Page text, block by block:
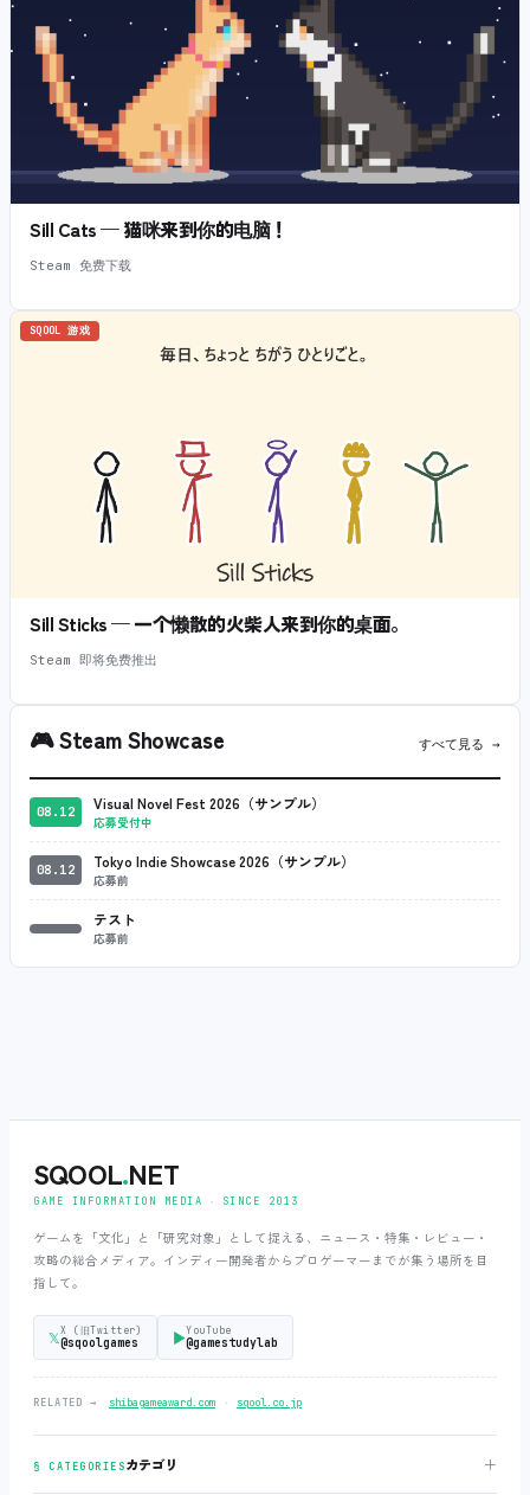
Sill Cats — 猫咪来到你的电脑！
Steam 免费下载
SQOOL 游戏
Sill Sticks — 一个懒散的火柴人来到你的桌面。
Steam 即将免费推出
🎮Steam Showcase すべて見る →
08.12 Visual Novel Fest 2026（サンプル）
応募受付中
08.12 Tokyo Indie Showcase 2026（サンプル）
応募前
テスト
応募前
SQOOL.NET
GAME INFORMATION MEDIA ‧ SINCE 2013
ゲームを「文化」と「研究対象」として捉える、ニュース・特集・レビュー・
攻略の総合メディア。インディー開発者からプロゲーマーまでが集う場所を目
指して。
𝕏X (旧Twitter)
@sqoolgames ▶YouTube
@gamestudylab
RELATED → shibagameaward.com ‧ sqool.co.jp
§ CATEGORIESカテゴリ ＋